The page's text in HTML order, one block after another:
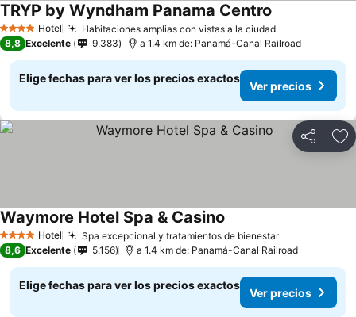
4 EstrellasHotel Habitaciones amplias con vistas a la ciudadVer precios
TRYP by Wyndham Panama Centro
8,8 Excelente 9.383 a 1.4 km de: Panamá-Canal Railroad
Elige fechas para ver los precios exactos
Ver precios
Compartir
4 EstrellasHotel Spa excepcional y tratamientos de bienestarVer precios
Waymore Hotel Spa & Casino
8,6 Excelente 5.156 a 1.4 km de: Panamá-Canal Railroad
Elige fechas para ver los precios exactos
Ver precios